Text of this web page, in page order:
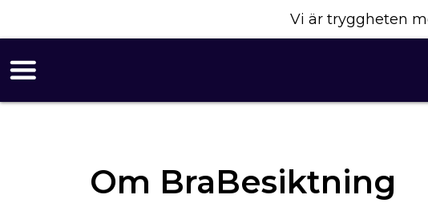
Vi är tryggheten
Om BraBesiktning